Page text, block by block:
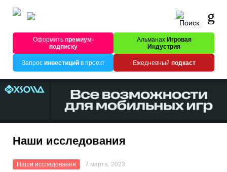
Оформитьпремиум-
подписку
Альманах Игровая
Индустрия
Запрос инвестицийв проект Ежедневный подкаст
Наши исследования
Наши исследования 7 марта, 2023